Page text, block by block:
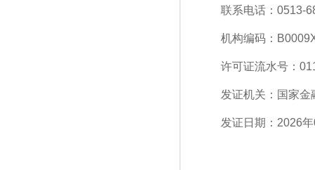
联系电话：0513-
机构编码：
许可证流水号：
发证机关：国家
发证日期：2026